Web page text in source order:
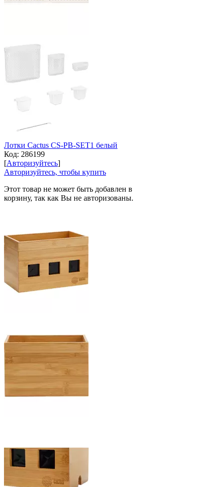
Лотки Cactus CS-PB-SET1 белый
Код: 286199
[Авторизуйтесь]
Авторизуйтесь, чтобы купить
Этот товар не может быть добавлен в
корзину, так как Вы не авторизованы.